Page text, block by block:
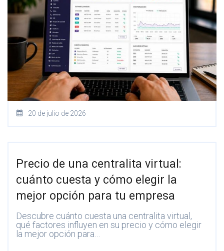
20 de julio de 2026
Precio de una centralita virtual:
cuánto cuesta y cómo elegir la
mejor opción para tu empresa
Descubre cuánto cuesta una centralita virtual,
qué factores influyen en su precio y cómo elegir
la mejor opción para…